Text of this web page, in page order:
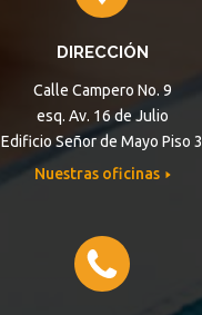
DIRECCIÓN
Calle Campero No. 9
esq. Av. 16 de Julio
Edificio Señor de Mayo Piso 3
Nuestras oficinas